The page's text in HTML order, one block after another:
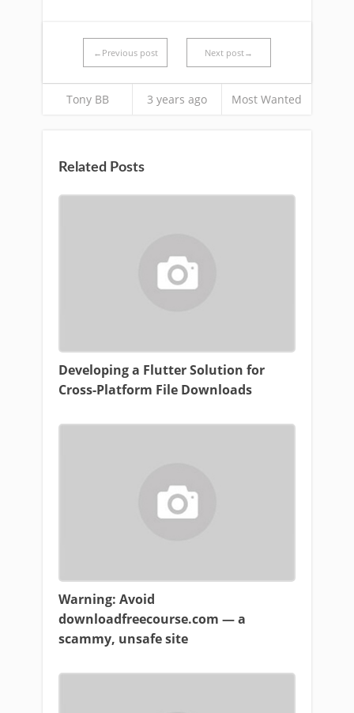
←Previous post Next post→
Tony BB 3 years ago Most Wanted
Related Posts
Developing a Flutter Solution for
Cross-Platform File Downloads
Warning: Avoid
downloadfreecourse.com — a
scammy, unsafe site